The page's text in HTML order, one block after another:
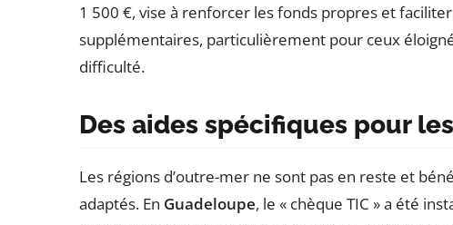
1 500 €, vise à renforcer les fonds propres et
supplémentaires, particulièrement pour ceux
difficulté.
Des aides spécifiques pour
Les régions d’outre-mer ne sont pas en reste et
adaptés. En Guadeloupe, le « chèque TIC » a été